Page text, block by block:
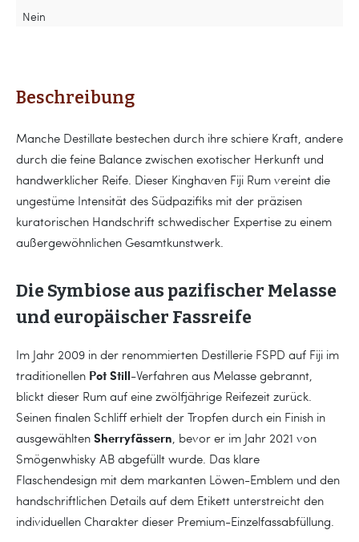
Nein
Beschreibung
Manche Destillate bestechen durch ihre schiere Kraft, andere
durch die feine Balance zwischen exotischer Herkunft und
handwerklicher Reife. Dieser Kinghaven Fiji Rum vereint die
ungestüme Intensität des Südpazifiks mit der präzisen
kuratorischen Handschrift schwedischer Expertise zu einem
außergewöhnlichen Gesamtkunstwerk.
Die Symbiose aus pazifischer Melasse
und europäischer Fassreife
Im Jahr 2009 in der renommierten Destillerie FSPD auf Fiji im
traditionellen Pot Still-Verfahren aus Melasse gebrannt,
blickt dieser Rum auf eine zwölfjährige Reifezeit zurück.
Seinen finalen Schliff erhielt der Tropfen durch ein Finish in
ausgewählten Sherryfässern, bevor er im Jahr 2021 von
Smögenwhisky AB abgefüllt wurde. Das klare
Flaschendesign mit dem markanten Löwen-Emblem und den
handschriftlichen Details auf dem Etikett unterstreicht den
individuellen Charakter dieser Premium-Einzelfassabfüllung.